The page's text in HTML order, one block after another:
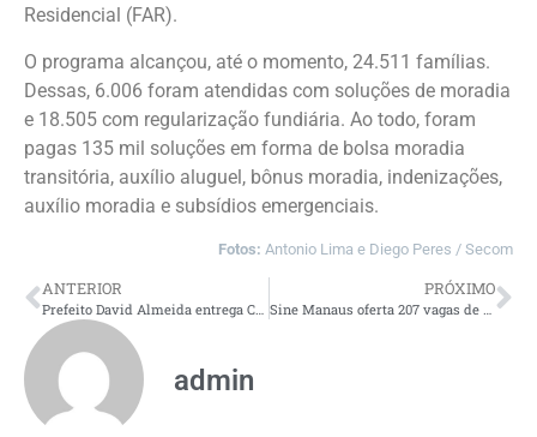
Residencial (FAR).
O programa alcançou, até o momento, 24.511 famílias.
Dessas, 6.006 foram atendidas com soluções de moradia
e 18.505 com regularização fundiária. Ao todo, foram
pagas 135 mil soluções em forma de bolsa moradia
transitória, auxílio aluguel, bônus moradia, indenizações,
auxílio moradia e subsídios emergenciais.
Fotos: Antonio Lima e Diego Peres / Secom
ANTERIOR
Prefeito David Almeida entrega Cras União totalmente revitalizado e anuncia a construção de mais três novas unidades
PRÓXIMO
Sine Manaus oferta 207 vagas de emprego nesta sexta-feira, 24/1
admin